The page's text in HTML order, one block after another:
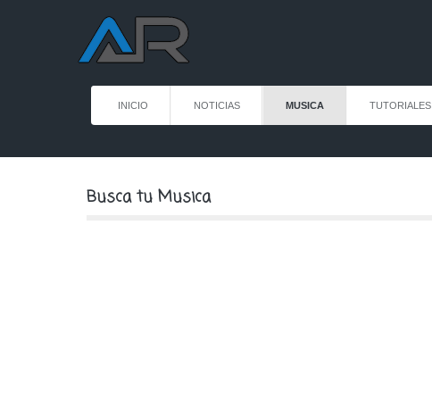
INICIO NOTICIAS MUSICA TUTORIALES
Busca tu Musica